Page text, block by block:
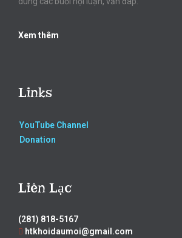
Xem thêm
Links
YouTube Channel
Donation
Liên Lạc
(281) 818-5167
htkhoidaumoi@gmail.com